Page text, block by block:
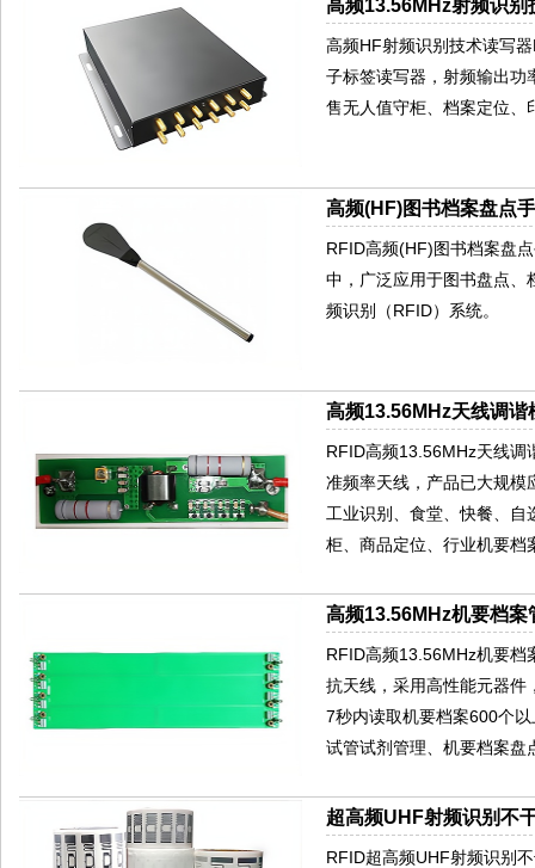
高频13.56MHz射频识
高频HF射频识别技术读写
子标签读写器，射频输出功
售无人值守柜、档案定位、
高频(HF)图书档案盘点
RFID高频(HF)图书档案盘
中，广泛应用于图书盘点、
频识别（RFID）系统。
高频13.56MHz天线调
RFID高频13.56MHz天线调
准频率天线，产品已大规模
工业识别、食堂、快餐、
柜、商品定位、行业机要档
高频13.56MHz机要档
RFID高频13.56MHz机要档
抗天线，采用高性能元器件
7秒内读取机要档案600个
试管试剂管理、机要档案盘
超高频UHF射频识别不
RFID超高频UHF射频识别